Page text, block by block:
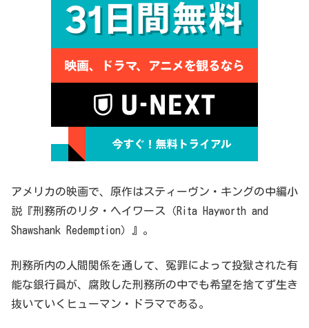
アメリカの映画で、原作はスティーヴン・キングの中編小
説『刑務所のリタ・ヘイワース（Rita Hayworth and
Shawshank Redemption）』。
刑務所内の人間関係を通して、冤罪によって投獄された有
能な銀行員が、腐敗した刑務所の中でも希望を捨てず生き
抜いていくヒューマン・ドラマである。